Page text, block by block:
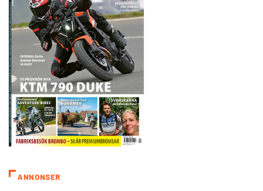
ANNONSER